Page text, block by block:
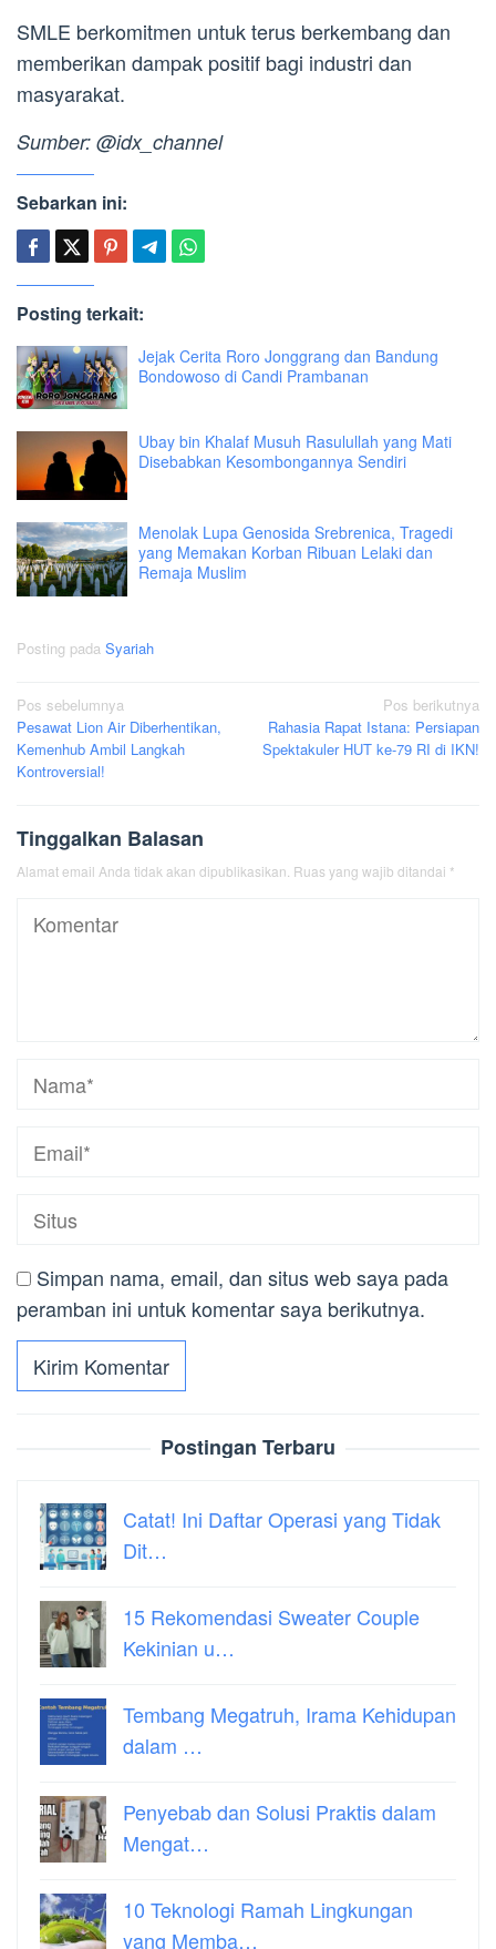
SMLE berkomitmen untuk terus berkembang dan
memberikan dampak positif bagi industri dan
masyarakat.
Sumber: @idx_channel
Sebarkan ini:
Posting terkait:
Jejak Cerita Roro Jonggrang dan Bandung
Bondowoso di Candi Prambanan
Ubay bin Khalaf Musuh Rasulullah yang Mati
Disebabkan Kesombongannya Sendiri
Menolak Lupa Genosida Srebrenica, Tragedi
yang Memakan Korban Ribuan Lelaki dan
Remaja Muslim
Posting pada Syariah
Navigasi
pos
Pos sebelumnya
Pesawat Lion Air Diberhentikan,
Kemenhub Ambil Langkah
Kontroversial!
Pos berikutnya
Rahasia Rapat Istana: Persiapan
Spektakuler HUT ke-79 RI di IKN!
Tinggalkan Balasan
Alamat email Anda tidak akan dipublikasikan. Ruas yang wajib ditandai *
Simpan nama, email, dan situs web saya pada
peramban ini untuk komentar saya berikutnya.
Postingan Terbaru
Catat! Ini Daftar Operasi yang Tidak
Dit…
15 Rekomendasi Sweater Couple
Kekinian u…
Tembang Megatruh, Irama Kehidupan
dalam …
Penyebab dan Solusi Praktis dalam
Mengat…
10 Teknologi Ramah Lingkungan
yang Memba…